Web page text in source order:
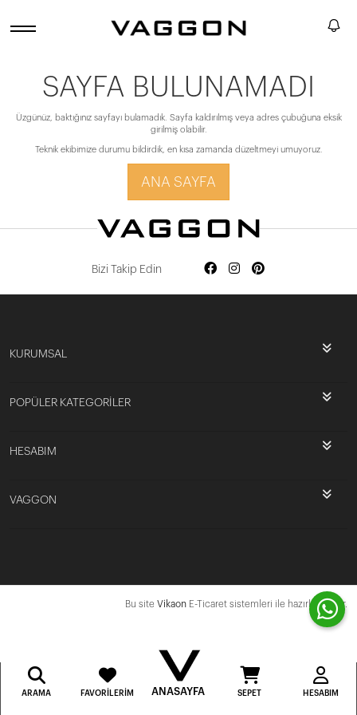
SAYFA BULUNAMADI
Üzgünüz, baktığınız sayfayı bulamadık. Sayfa kaldırılmış veya adres çubuğuna eksik
girilmiş olabilir.
Teknik ekibimize durumu bildirdik, en kısa zamanda düzeltmeyi umuyoruz.
ANA SAYFA
Bizi Takip Edin
KURUMSAL
POPÜLER KATEGORİLER
HESABIM
VAGGON
Bu site Vikaon E-Ticaret sistemleri ile hazırlanmıştır.
ARAMA FAVORILERIM ANASAYFA SEPET HESABIM